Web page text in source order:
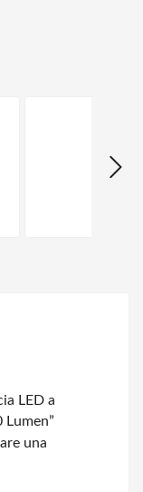
LED a
Lumen”
una